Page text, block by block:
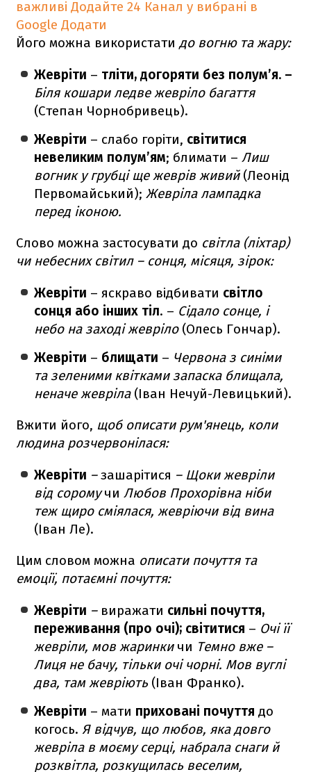
важливі Додайте 24 Канал у вибрані в
Google Додати
Його можна використати до вогню та жару:
Жевріти – тліти, догоряти без полум’я. –
Біля кошари ледве жевріло багаття
(Степан Чорнобривець).
Жевріти – слабо горіти, світитися
невеликим полум’ям; блимати –Лиш
вогник у грубці ще жеврів живий(Леонід
Первомайський); Жевріла лампадка
перед іконою.
Слово можна застосувати до світла (ліхтар)
чи небесних світил – сонця, місяця, зірок:
Жевріти – яскраво відбивати світло
сонця або інших тіл. – Сідало сонце, і
небо на заході жевріло(Олесь Гончар).
Жевріти – блищати – Червона з синіми
та зеленими квітками запаска блищала,
неначе жевріла(Іван Нечуй-Левицький).
Вжити його, щоб описати рум'янець, коли
людина розчервонілася:
Жевріти –зашарітися – Щоки жевріли
від соромучи Любов Прохорівна ніби
теж щиро сміялася, жевріючи від вина
(Іван Ле).
Цим словом можна описати почуття та
емоції, потаємні почуття:
Жевріти – виражати сильні почуття,
переживання (про очі); світитися – Очі її
жевріли, мов жаринки чи Темно вже –
Лиця не бачу, тільки очі чорні. Мов вуглі
два, там жевріють(Іван Франко).
Жевріти – мати приховані почуття до
когось. Я відчув, що любов, яка довго
жевріла в моєму серці, набрала снаги й
розквітла, розкущилась веселим,